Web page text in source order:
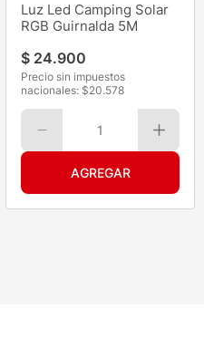
Luz Led Camping Solar
RGB Guirnalda 5M
$ 24.900
Precio sin impuestos
nacionales: $20.578
1